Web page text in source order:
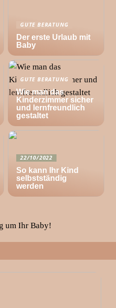
GUTE BERATUNG
Der erste Urlaub mit
Baby
GUTE BERATUNG
Wie man das
Kinderzimmer sicher
und lernfreundlich
gestaltet
22/10/2022
So kann Ihr Kind
selbstständig
werden
um Ihr Baby!